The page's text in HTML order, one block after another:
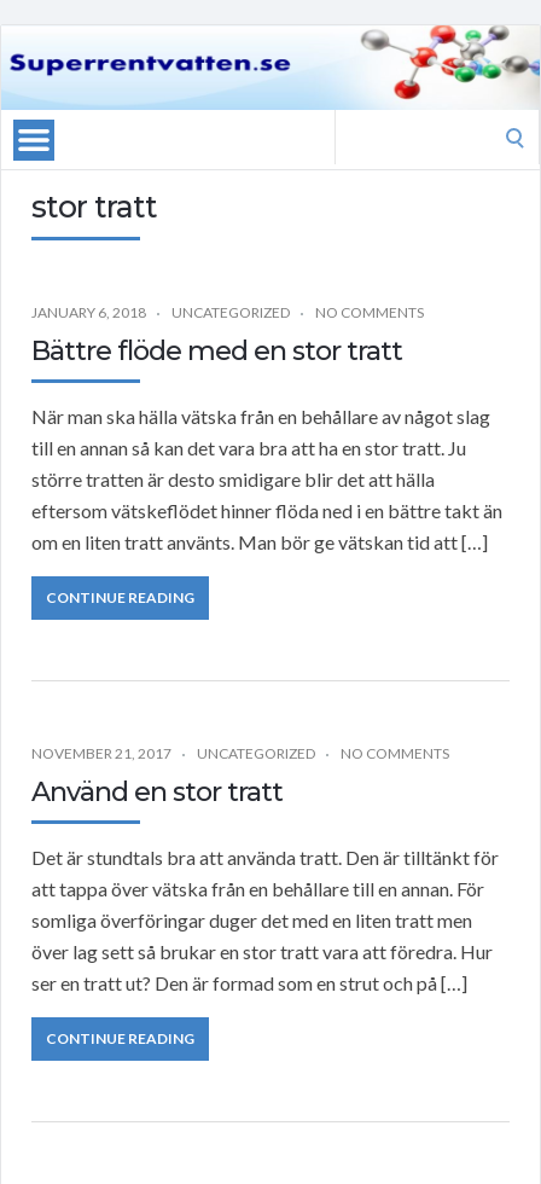
stor tratt
JANUARY 6, 2018 UNCATEGORIZED NO COMMENTS
Bättre flöde med en stor tratt
När man ska hälla vätska från en behållare av något slag
till en annan så kan det vara bra att ha en stor tratt. Ju
större tratten är desto smidigare blir det att hälla
eftersom vätskeflödet hinner flöda ned i en bättre takt än
om en liten tratt använts. Man bör ge vätskan tid att […]
CONTINUE READING
NOVEMBER 21, 2017 UNCATEGORIZED NO COMMENTS
Använd en stor tratt
Det är stundtals bra att använda tratt. Den är tilltänkt för
att tappa över vätska från en behållare till en annan. För
somliga överföringar duger det med en liten tratt men
över lag sett så brukar en stor tratt vara att föredra. Hur
ser en tratt ut? Den är formad som en strut och på […]
CONTINUE READING